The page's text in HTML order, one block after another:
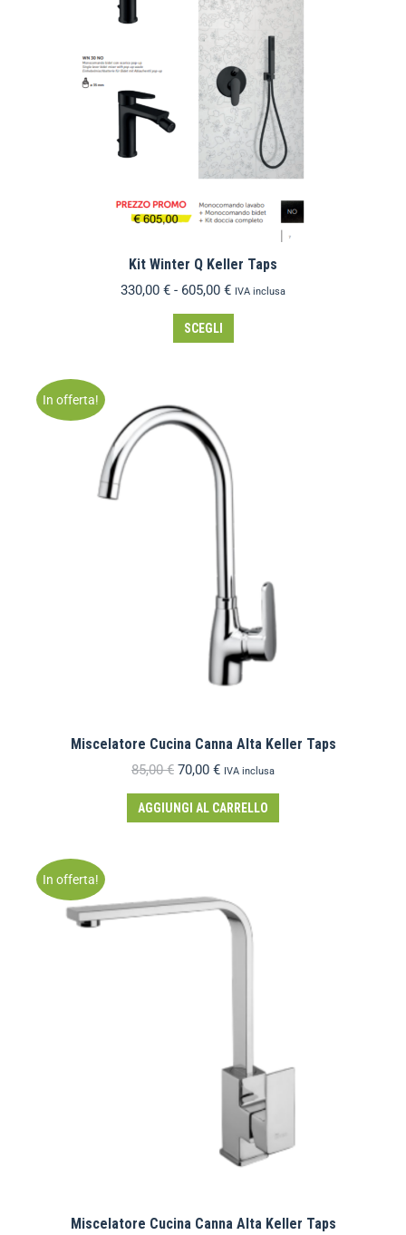
Kit Winter Q Keller Taps
330,00 € - 605,00 € IVA inclusa
SCEGLI
In offerta!
Miscelatore Cucina Canna Alta Keller Taps
85,00€ 70,00 € IVA inclusa
AGGIUNGI AL CARRELLO
In offerta!
Miscelatore Cucina Canna Alta Keller Taps